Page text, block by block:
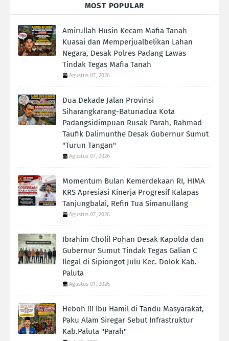
MOST POPULAR
Amirullah Husin Kecam Mafia Tanah
Kuasai dan Memperjualbelikan Lahan
Negara, Desak Polres Padang Lawas
Tindak Tegas Mafia Tanah
Agustus 07, 2026
Dua Dekade Jalan Provinsi
Siharangkarang-Batunadua Kota
Padangsidimpuan Rusak Parah, Rahmad
Taufik Dalimunthe Desak Gubernur Sumut
"Turun Tangan"
Agustus 07, 2026
Momentum Bulan Kemerdekaan RI, HIMA
KRS Apresiasi Kinerja Progresif Kalapas
Tanjungbalai, Refin Tua Simanullang
Agustus 07, 2026
Ibrahim Cholil Pohan Desak Kapolda dan
Gubernur Sumut Tindak Tegas Galian C
Ilegal di Sipiongot Julu Kec. Dolok Kab.
Paluta
Agustus 01, 2026
Heboh !!! Ibu Hamil di Tandu Masyarakat,
Paku Alam Siregar Sebut Infrastruktur
Kab.Paluta "Parah"